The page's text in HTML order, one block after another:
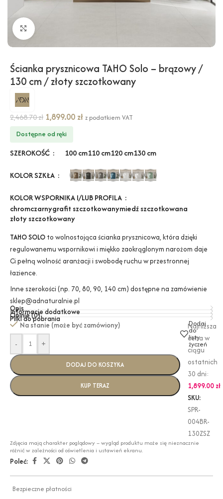
Kliknij, aby powiększyć
Ścianka prysznicowa TAHO Solo – brązowy /
130 cm / złoty szczotkowany
2,468.70zł 1,899.00 zł z podatkiem VAT
Dostępne od ręki
SZEROKOŚĆ 100 cm110 cm120 cm130 cm
KOLOR SZKŁA
KOLOR WSPORNIKA I/LUB PROFILA
chromczarnygrafit szczotkowanymiedź szczotkowana
złoty szczotkowany
TAHO SOLO to wolnostojąca ścianka prysznicowa, która dzięki
regulowanemu wspornikowi i miękko zaokrąglonym narożom daje
Ci pełną wolność aranżacji i swobodę ruchu w przestronnej
łazience.
Inne szerokości (np. 70, 80, 90, 140 cm) dostępne na zamówienie
sklep@adnaturalnie.pl
Opis
Informacje dodatkowe
Opinie (0)
Pliki do pobrania
Na stanie (może być zamówiony)
-
+
DODAJ DO KOSZYKA
KUP TERAZ
Dodaj
do
listy
życzeń
Najniższa
cena w
ciągu
ostatnich
30 dni:
1,899.00 zł
SKU:
SPR-
004BR-
130ZSZ
Zdjęcia mają charakter poglądowy – wygląd produktu może się nieznacznie
różnić w zależności od oświetlenia i ustawień ekranu.
Poleć:
Bezpieczne płatności